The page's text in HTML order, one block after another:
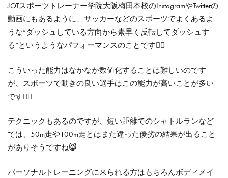
JOTスポーツトレーナー学院大阪梅田本校のInstagramやTwitterの
動画にもあるように、サッカーなどのスポーツでよくあるよ
うな”ダッシュしている方向から素早く反転してダッシュす
る”というようなパフォーマンスのことです☝🏻
こういった能力はなかなか数値化することは難しいのです
が、スポーツで動きの良い選手はこの能力が高いことが多い
です👍🏻
テクニックもあるのですが、短い距離でのシャトルランなど
では、50m走や100m走とはまた違った優劣の結果が出ること
がありそうですね😸
パーソナルトレーニングに来られる方はもちろんボディメイ